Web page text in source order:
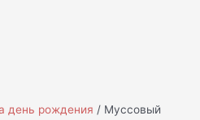
день рождения / Муссовый